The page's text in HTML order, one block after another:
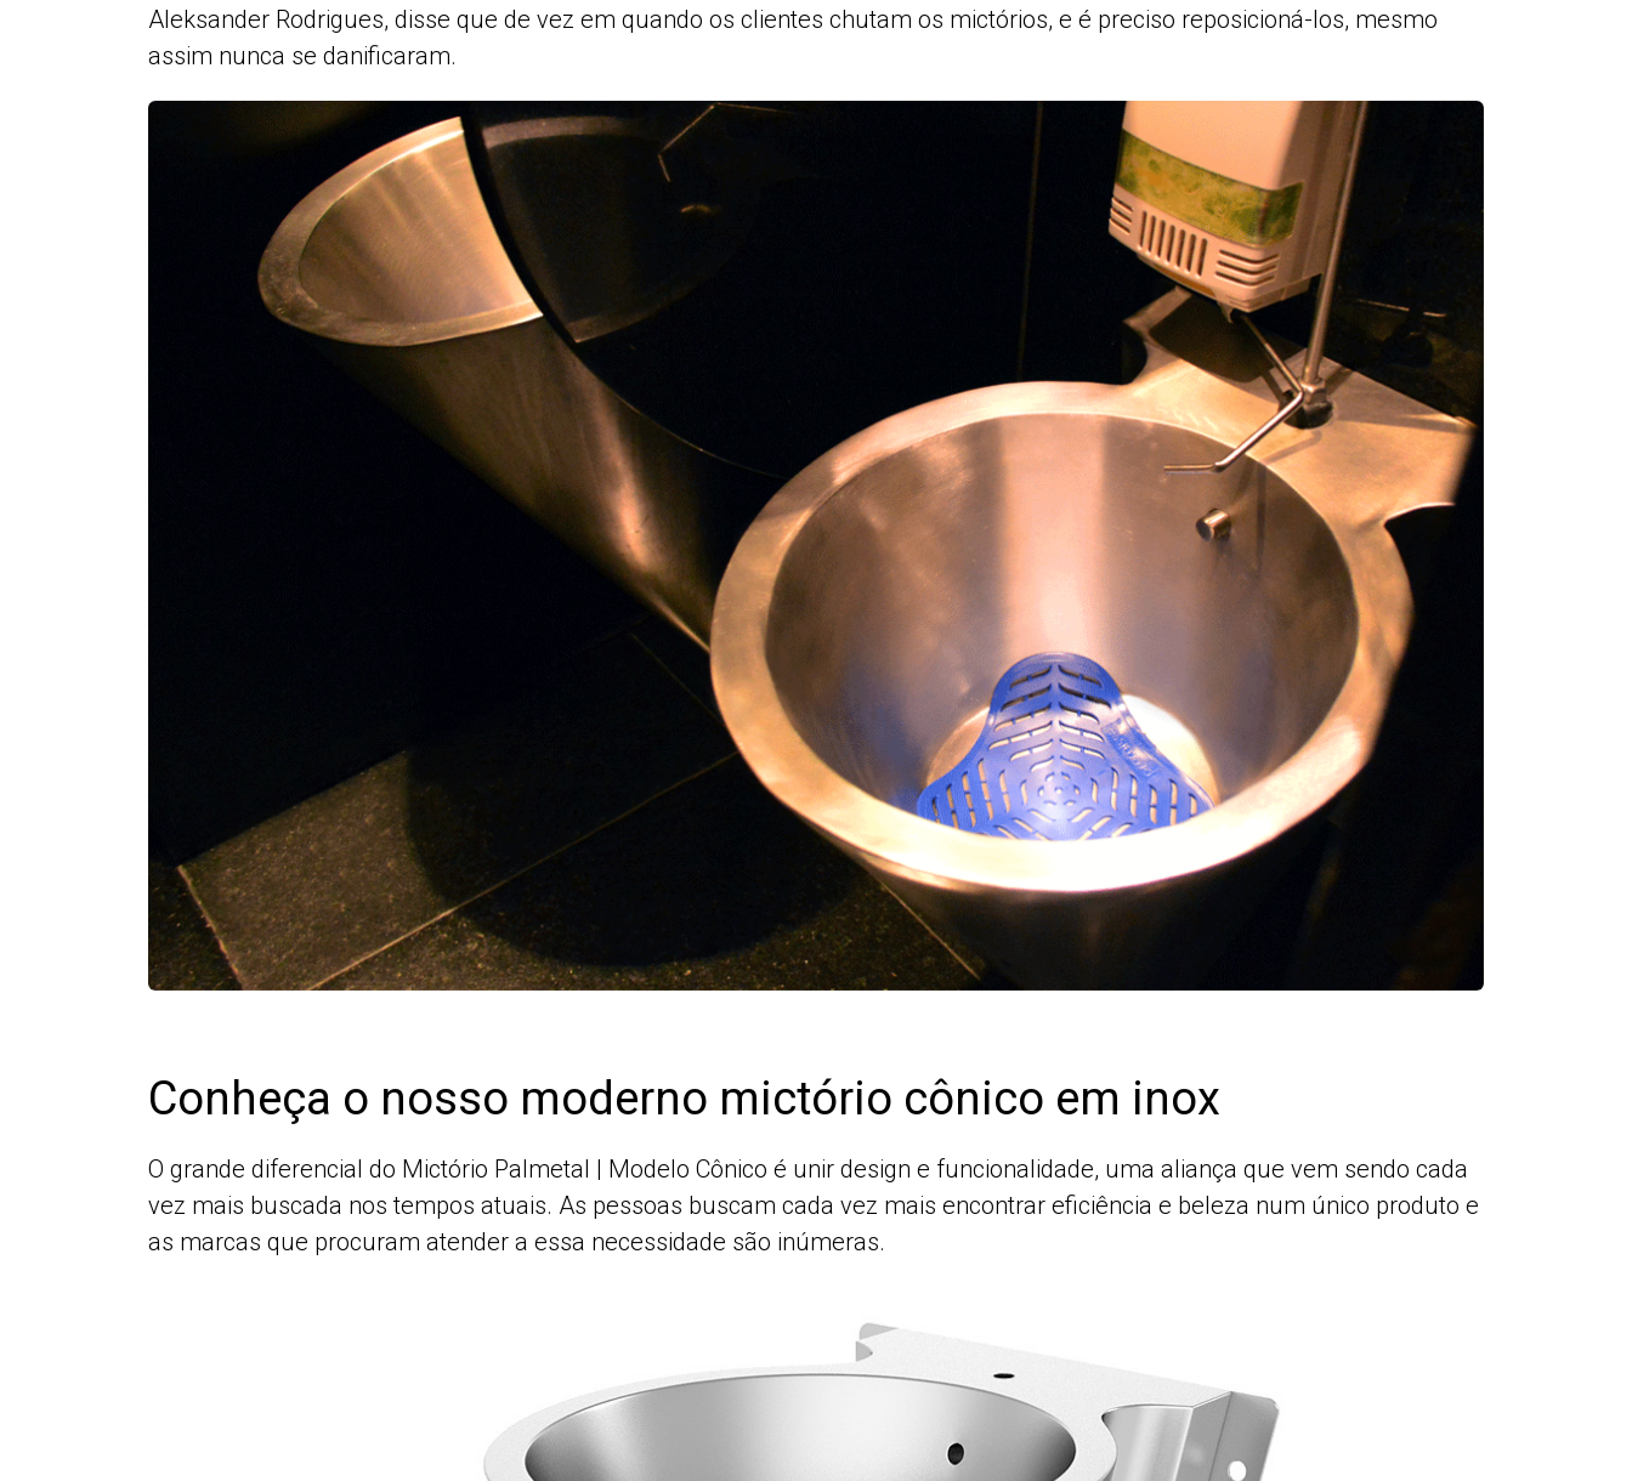
Aleksander Rodrigues, disse que de vez em quando os clientes chutam os mictórios, e é preciso reposicioná-los, mesmo
assim nunca se danificaram.
Conheça o nosso moderno mictório cônico em inox
O grande diferencial do Mictório Palmetal | Modelo Cônico é unir design e funcionalidade, uma aliança que vem sendo cada
vez mais buscada nos tempos atuais. As pessoas buscam cada vez mais encontrar eficiência e beleza num único produto e
as marcas que procuram atender a essa necessidade são inúmeras.